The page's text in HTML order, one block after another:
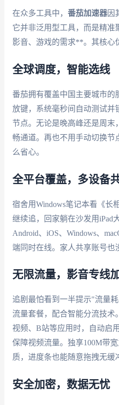
在众多工具中， 番茄加速器因
它并非泛用型工具，而是精
影音、游戏的需求**。其核心
全球调度，智能选线
番茄拥有覆盖中国主要城市的
放键，系统毫秒间自动测试并
节点。无论是晚高峰还是周末
畅通道。再也不用手动切换节
么省心。
全平台覆盖，多设备
宿舍用Windows笔记本看《长
继续追，回家躺在沙发用
Android、iOS、Windows、
端同时在线。家人共享账号也
无限流量，影音专线
追剧最怕看到一半提示"流量
流量套餐，配合智能分流技术
视频、B站等应用时，自动启
保障视频流量。独享100M带
质，进度条也能随意拖拽无缓
安全加密，数据无忧